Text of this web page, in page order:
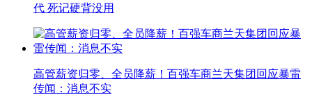
代 死记硬背没用
高管薪资归零、全员降薪！百强车商兰天集团回应暴雷
传闻：消息不实